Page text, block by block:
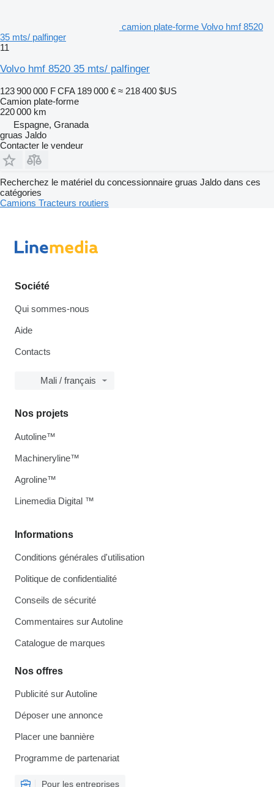
camion plate-forme Volvo hmf 8520
35 mts/ palfinger
11
Volvo hmf 8520 35 mts/ palfinger
123 900 000 F CFA 189 000 € ≈ 218 400 $US
Camion plate-forme
220 000 km
Espagne, Granada
gruas Jaldo
Contacter le vendeur
Recherchez le matériel du concessionnaire gruas Jaldo dans ces
catégories
Camions Tracteurs routiers
Société
Qui sommes-nous
Aide
Contacts
Mali / français
Informations
Conditions générales d'utilisation
Politique de confidentialité
Conseils de sécurité
Commentaires sur Autoline
Catalogue de marques
Nos offres
Publicité sur Autoline
Déposer une annonce
Placer une bannière
Programme de partenariat
Pour les entreprises
Nos projets
Autoline™
Machineryline™
Agroline™
Linemedia Digital ™